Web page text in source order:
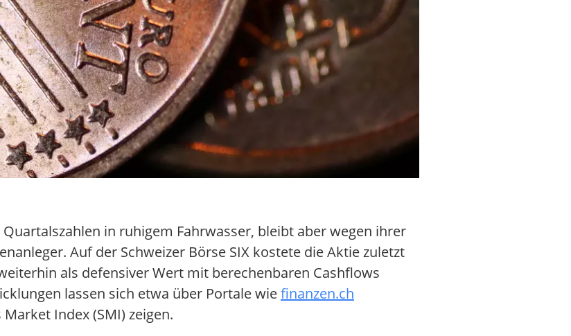
in ruhigem Fahrwasser, bleibt aber wegen ihrer
Auf der Schweizer Börse SIX kostete die Aktie zuletzt
als defensiver Wert mit berechenbaren Cashflows
lassen sich etwa über Portale wiefinanzen.ch
Index (SMI) zeigen.